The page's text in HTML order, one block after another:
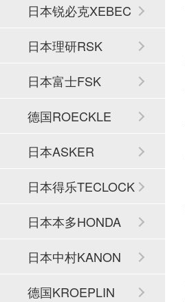
日本锐必克XEBEC
日本理研RSK
日本富士FSK
德国ROECKLE
日本ASKER
日本得乐TECLOCK
日本本多HONDA
日本中村KANON
德国KROEPLIN